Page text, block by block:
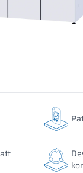
klassificering är
på skärmens
klassificering är
på skärmens
klassificering är
på skärmens